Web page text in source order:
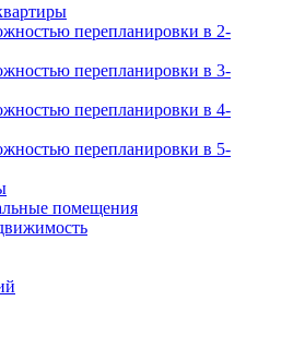
перепланировки в 2-
перепланировки в 3-
перепланировки в 4-
перепланировки в 5-
помещения